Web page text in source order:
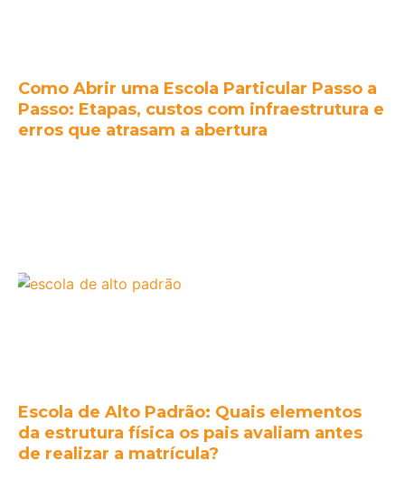
Como Abrir uma Escola Particular Passo a
Passo: Etapas, custos com infraestrutura e
erros que atrasam a abertura
Escola de Alto Padrão: Quais elementos
da estrutura física os pais avaliam antes
de realizar a matrícula?